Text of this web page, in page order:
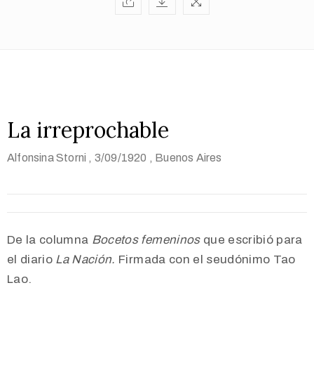
La irreprochable
Alfonsina Storni , 3/09/1920 , Buenos Aires
De la columna Bocetos femeninosque escribió para
el diario La Nación. Firmada con el seudónimo Tao
Lao.